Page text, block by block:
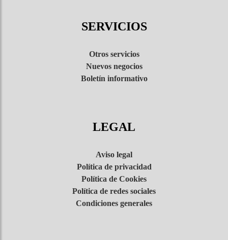
SERVICIOS
Otros servicios
Nuevos negocios
Boletín informativo
LEGAL
Aviso legal
Política de privacidad
Política de Cookies
Política de redes sociales
Condiciones generales